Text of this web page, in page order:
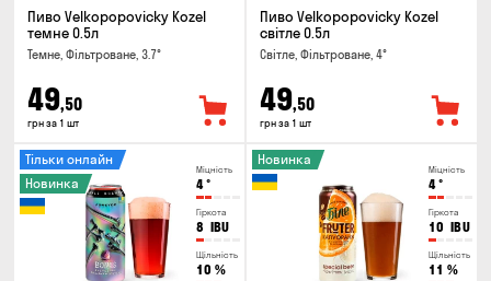
Пиво Velkopopovicky Kozel
темне 0.5л
Темне, Фільтроване, 3.7°
49,50
грн за 1 шт
Пиво Velkopopovicky Kozel
світле 0.5л
Світле, Фільтроване, 4°
49,50
грн за 1 шт
Міцність
4°
Гіркота
8 IBU
Щільність
10 %
Тільки онлайн
Новинка
Міцність
4°
Гіркота
10 IBU
Щільність
11 %
Новинка